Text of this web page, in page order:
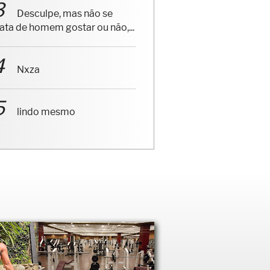
Desculpe, mas não se
de homem gostar ou não,...
Nxza
lindo mesmo